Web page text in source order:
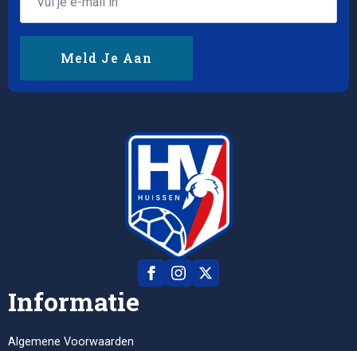
Meld Je Aan
Informatie
Algemene Voorwaarden